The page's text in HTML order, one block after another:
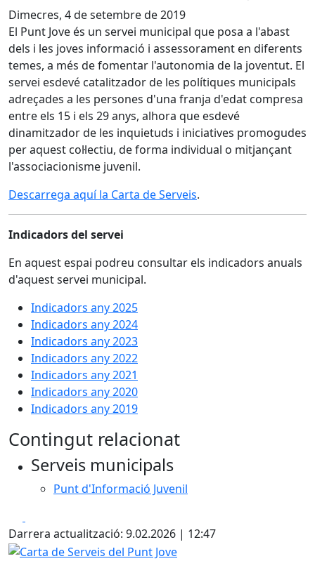
Dimecres, 4 de setembre de 2019
El Punt Jove és un servei municipal que posa a l'abast
dels i les joves informació i assessorament en diferents
temes, a més de fomentar l'autonomia de la joventut. El
servei esdevé catalitzador de les polítiques municipals
adreçades a les persones d'una franja d'edat compresa
entre els 15 i els 29 anys, alhora que esdevé
dinamitzador de les inquietuds i iniciatives promogudes
per aquest col·lectiu, de forma individual o mitjançant
l'associacionisme juvenil.
Descarrega aquí la Carta de Serveis.
Indicadors del servei
En aquest espai podreu consultar els indicadors anuals
d'aquest servei municipal.
Indicadors any 2025
Indicadors any 2024
Indicadors any 2023
Indicadors any 2022
Indicadors any 2021
Indicadors any 2020
Indicadors any 2019
Contingut relacionat
Serveis municipals
Punt d'Informació Juvenil
Darrera actualització: 9.02.2026 | 12:47
Carta de Serveis del Punt Jove